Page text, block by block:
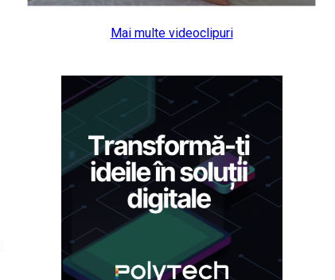
Mai multe videoclipuri